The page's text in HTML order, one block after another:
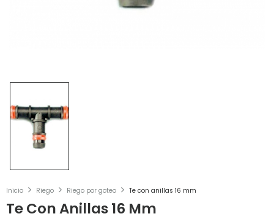
Inicio Riego Riego por goteo Te con anillas 16 mm
Te Con Anillas 16 Mm